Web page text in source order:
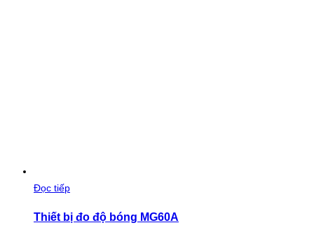
Đọc tiếp
Thiết bị đo độ bóng MG60A